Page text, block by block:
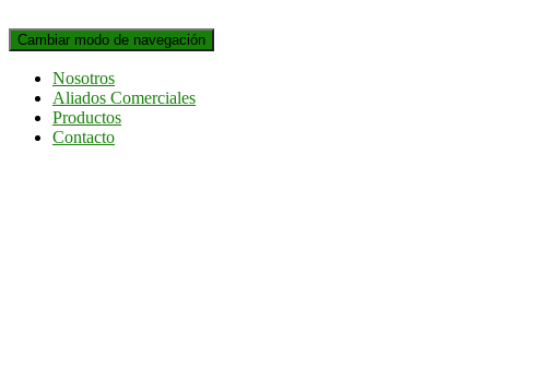
Cambiar modo de navegación
Nosotros
Aliados Comerciales
Productos
Contacto